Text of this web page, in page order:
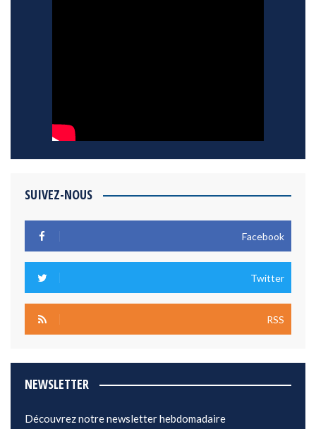
SUIVEZ-NOUS
Facebook
Twitter
RSS
NEWSLETTER
Découvrez notre newsletter hebdomadaire